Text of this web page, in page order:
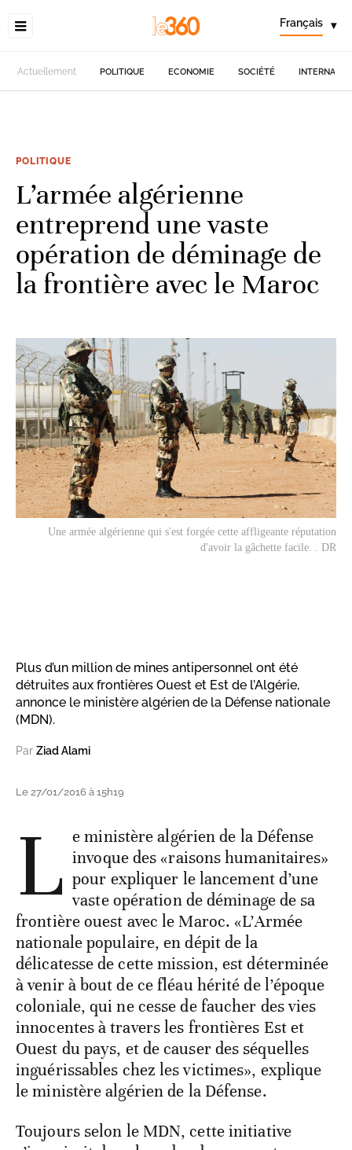
Français ▾
Actuellement POLITIQUE ECONOMIE SOCIÉTÉ
POLITIQUE
L’armée algérienne
entreprend une vaste
opération de déminage de
la frontière avec le Maroc
Une armée algérienne qui s'est forgée cette affligeante réputation
d'avoir la gâchette facile. . DR
Plus d’un million de mines antipersonnel ont été
détruites aux frontières Ouest et Est de l’Algérie,
annonce le ministère algérien de la Défense nationale
(MDN).
Par Ziad Alami
Le 27/01/2016 à 15h19
L e ministère algérien de la Défense
invoque des «raisons humanitaires»
pour expliquer le lancement d’une
vaste opération de déminage de sa
frontière ouest avec le Maroc. «L’Armée
nationale populaire, en dépit de la
délicatesse de cette mission, est déterminée
à venir à bout de ce fléau hérité de l’époque
coloniale, qui ne cesse de faucher des vies
innocentes à travers les frontières Est et
Ouest du pays, et de causer des séquelles
inguérissables chez les victimes», explique
le ministère algérien de la Défense.
Toujours selon le MDN, cette initiative